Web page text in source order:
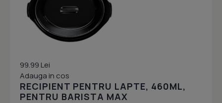
99.99 Lei
Adauga in cos
RECIPIENT PENTRU LAPTE, 460ML,
PENTRU BARISTA MAX